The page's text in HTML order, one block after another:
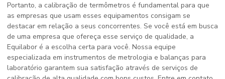
Portanto, a calibração de termômetros é fundamental para que
as empresas que usam esses equipamentos consigam se
destacar em relação a seus concorrentes. Se você está em busca
de uma empresa que ofereça esse serviço de qualidade, a
Equilabor é a escolha certa para você. Nossa equipe
especializada em instrumentos de metrologia e balanças para
laboratório garantem sua satisfação através de serviços de